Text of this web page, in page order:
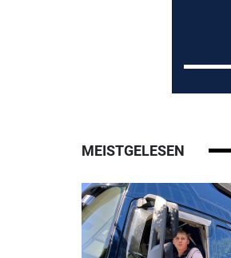
MEISTGELESEN